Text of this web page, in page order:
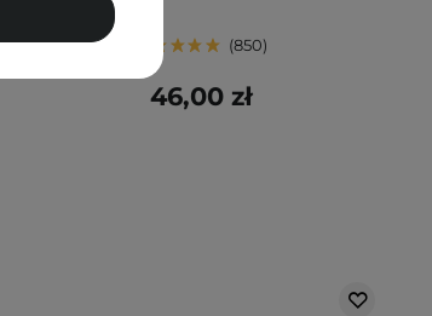
850
46,00 zł